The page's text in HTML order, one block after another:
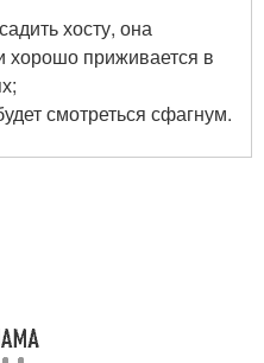
хосту, она
хорошо приживается в
смотреться сфагнум.